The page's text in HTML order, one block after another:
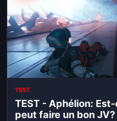
TEST
TEST - Aphélion:
peut faire un bon JV?